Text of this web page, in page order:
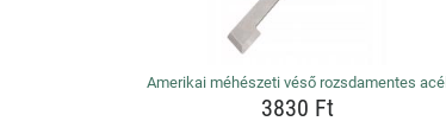
Amerikai méhészeti véső rozsdamentes acél
3830 Ft